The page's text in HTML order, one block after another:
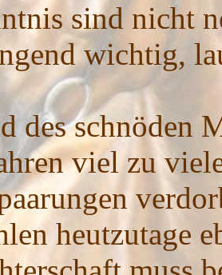
sind nicht
wichtig,
des schnöden
viel zu
heutzutage